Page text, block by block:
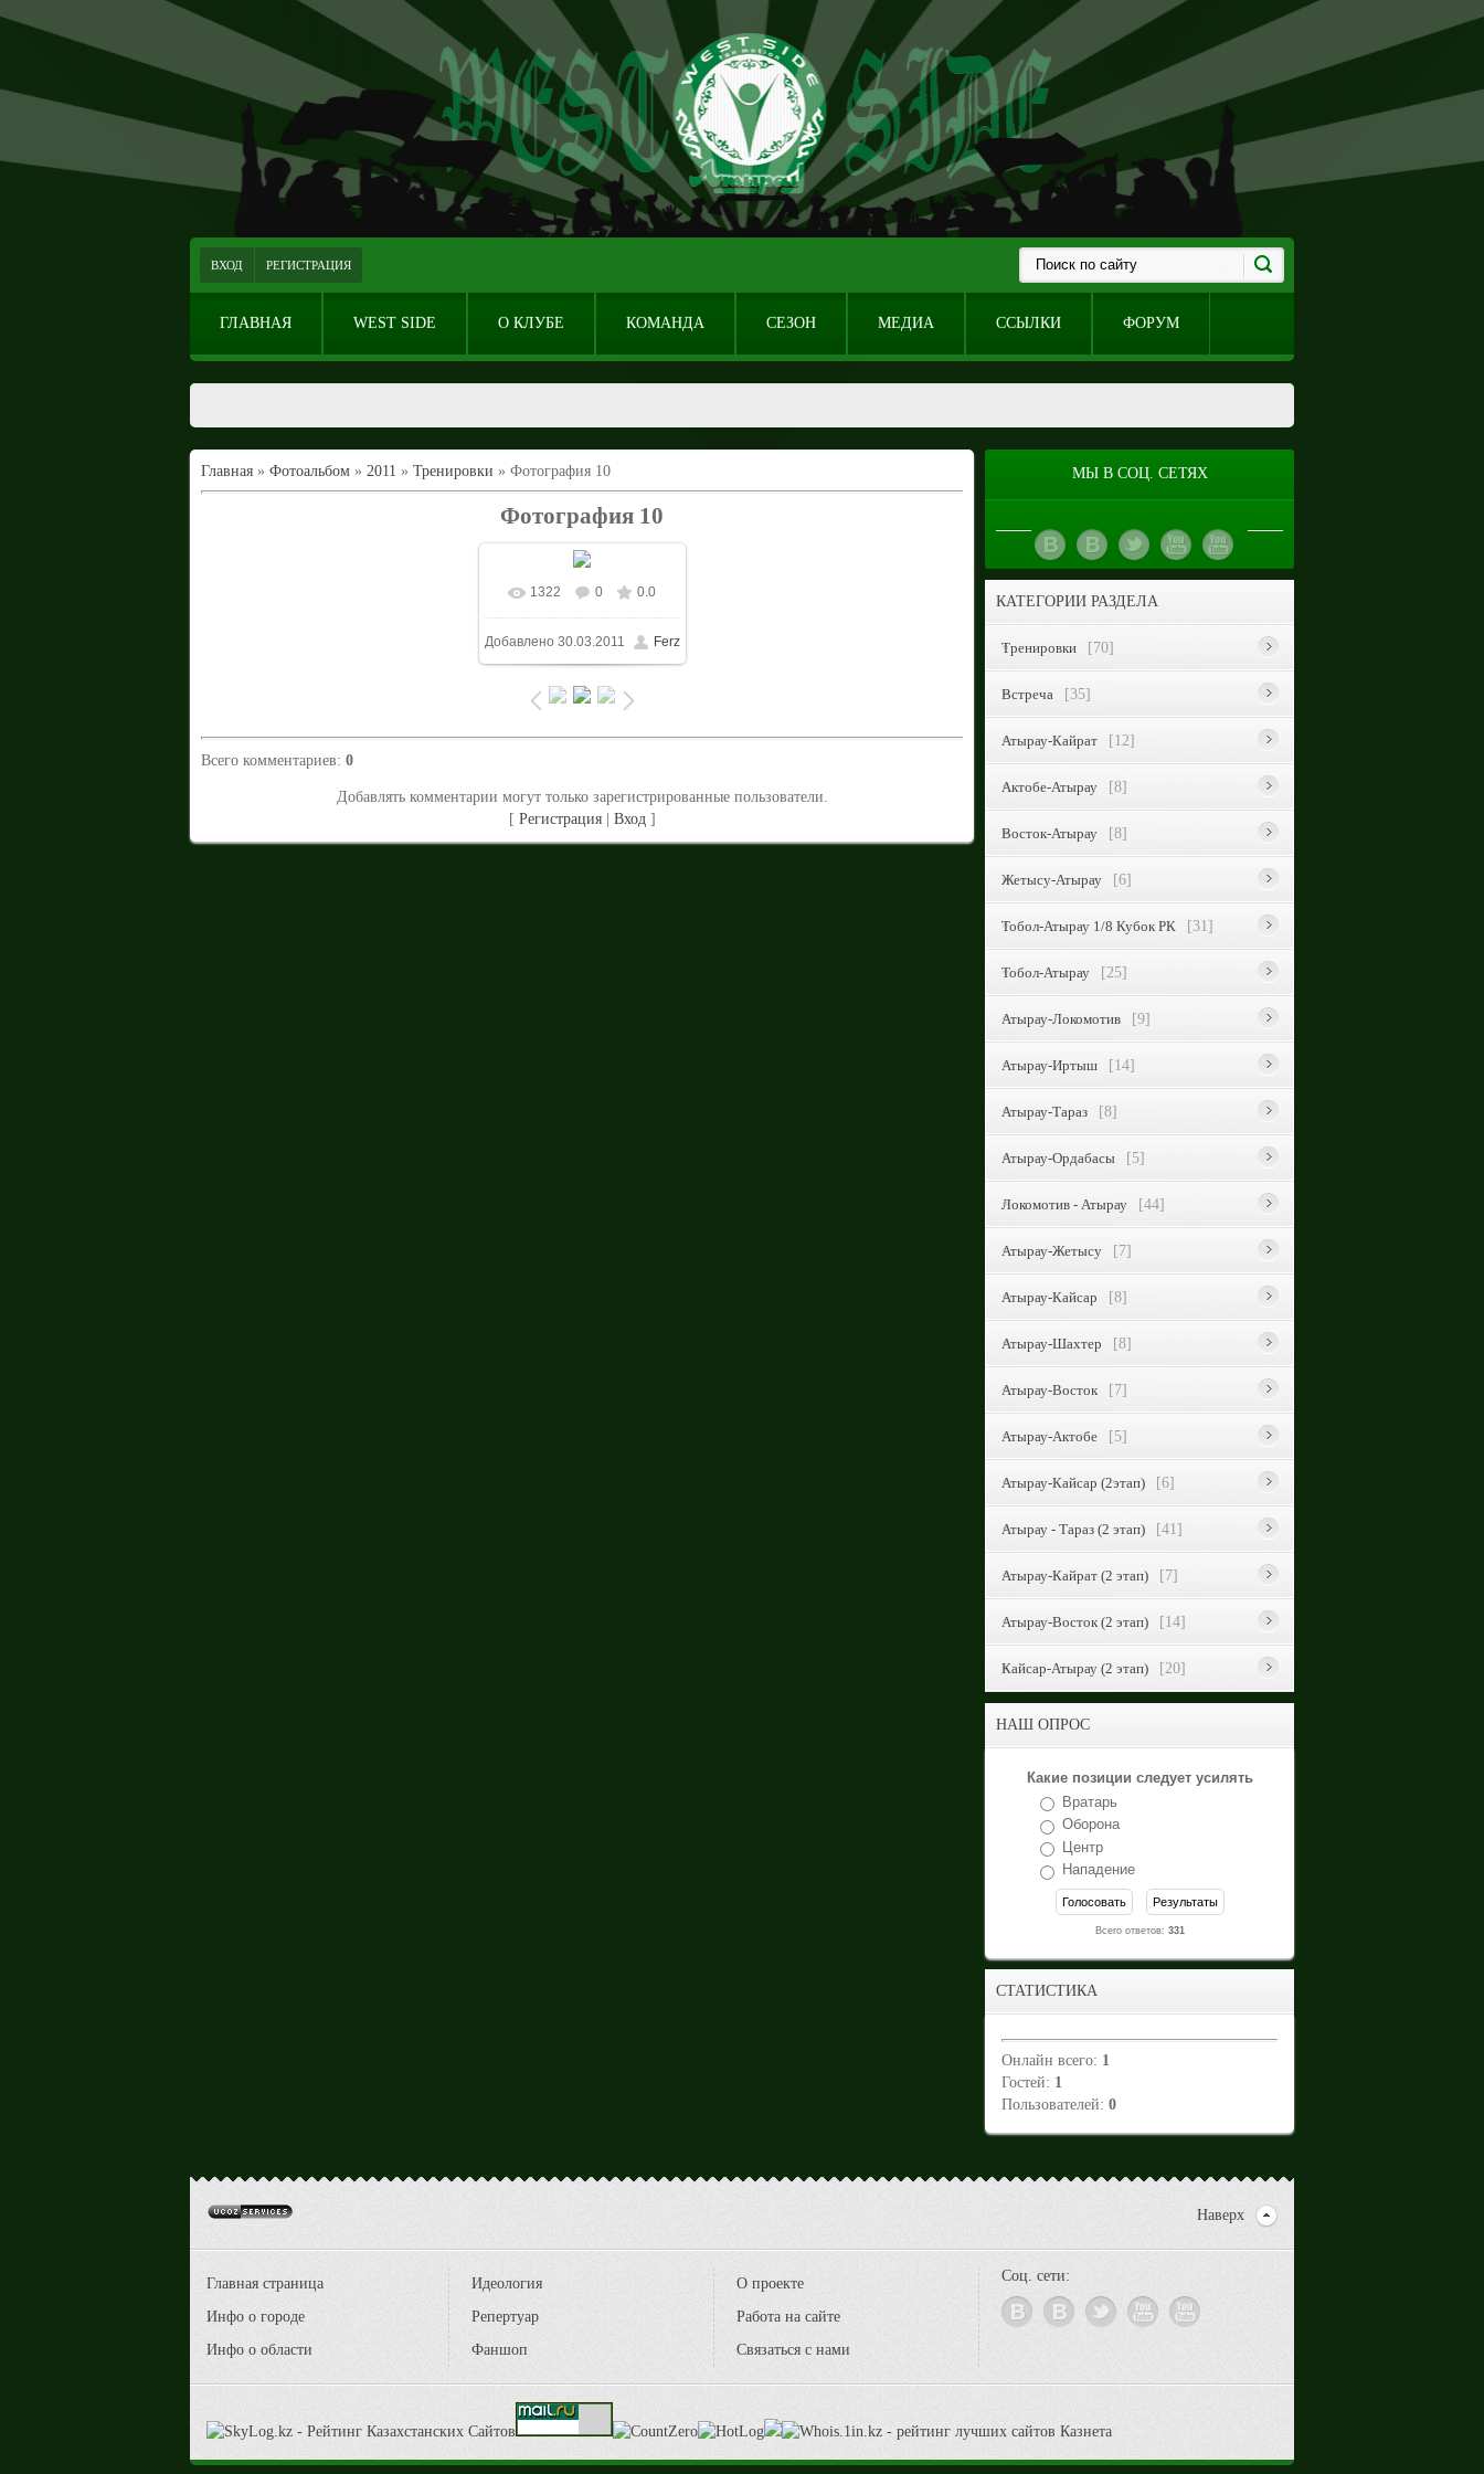
ВХОД РЕГИСТРАЦИЯ
ГЛАВНАЯ WEST SIDE О КЛУБЕ КОМАНДА СЕЗОН МЕДИА ССЫЛКИ ФОРУМ
Главная » Фотоальбом » 2011 » Тренировки » Фотография 10
Фотография 10
В реальном размере
1024x768/ 334.4Kb
1322 0 0.0
Добавлено 30.03.2011 Ferz
Всего комментариев: 0
Добавлять комментарии могут только зарегистрированные пользователи.
[ Регистрация| Вход]
МЫ В СОЦ. СЕТЯХ
КАТЕГОРИИ РАЗДЕЛА
Тренировки [70]
Встреча [35]
Атырау-Кайрат [12]
Актобе-Атырау [8]
Восток-Атырау [8]
Жетысу-Атырау [6]
Тобол-Атырау 1/8 Кубок РК [31]
Тобол-Атырау [25]
Атырау-Локомотив [9]
Атырау-Иртыш [14]
Атырау-Тараз [8]
Атырау-Ордабасы [5]
Локомотив - Атырау [44]
Атырау-Жетысу [7]
Атырау-Кайсар [8]
Атырау-Шахтер [8]
Атырау-Восток [7]
Атырау-Актобе [5]
Атырау-Кайсар (2этап) [6]
Атырау - Тараз (2 этап) [41]
Атырау-Кайрат (2 этап) [7]
Атырау-Восток (2 этап) [14]
Кайсар-Атырау (2 этап) [20]
НАШ ОПРОС
Какие позиции следует усилять
Вратарь
Оборона
Центр
Нападение
Всего ответов: 331
СТАТИСТИКА
Онлайн всего: 1
Гостей: 1
Пользователей: 0
Наверх
Главная страница
Инфо о городе
Инфо о области
Идеология
Репертуар
Фаншоп
О проекте
Работа на сайте
Связаться с нами
Соц. сети: